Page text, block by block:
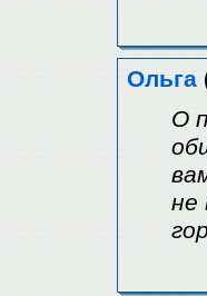
Ольга
О
не